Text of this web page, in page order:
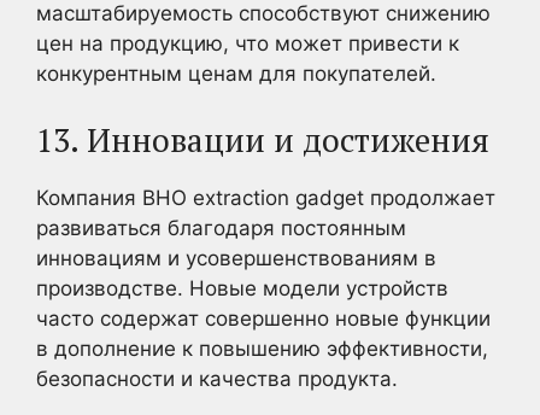
масштабируемость способствуют снижению
цен на продукцию, что может привести к
конкурентным ценам для покупателей.
13. Инновации и достижения
Компания BHO extraction gadget продолжает
развиваться благодаря постоянным
инновациям и усовершенствованиям в
производстве. Новые модели устройств
часто содержат совершенно новые функции
в дополнение к повышению эффективности,
безопасности и качества продукта.